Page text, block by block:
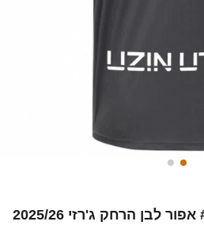
גברים טוביאס לייר #17 אפור לבן הרחק ג'רזי 2025/26